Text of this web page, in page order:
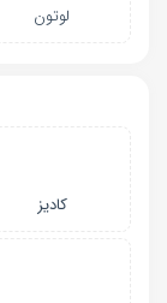
لوتون
کادیز